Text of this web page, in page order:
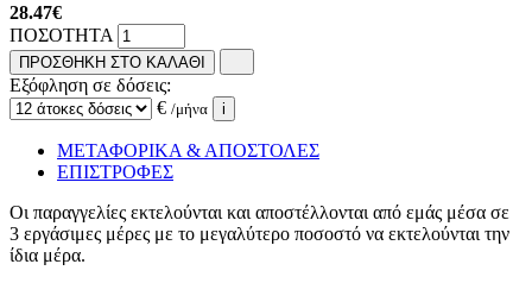
28.47€
ΠΟΣΟΤΗΤΑ
ΠΡΟΣΘΗΚΗ ΣΤΟ ΚΑΛΑΘΙ
Εξόφληση σε δόσεις:
€ /μήνα i
ΜΕΤΑΦΟΡΙΚΑ & ΑΠΟΣΤΟΛΕΣ
ΕΠΙΣΤΡΟΦΕΣ
Οι παραγγελίες εκτελούνται και αποστέλλονται από εμάς μέσα σε
3 εργάσιμες μέρες με το μεγαλύτερο ποσοστό να εκτελούνται την
ίδια μέρα.